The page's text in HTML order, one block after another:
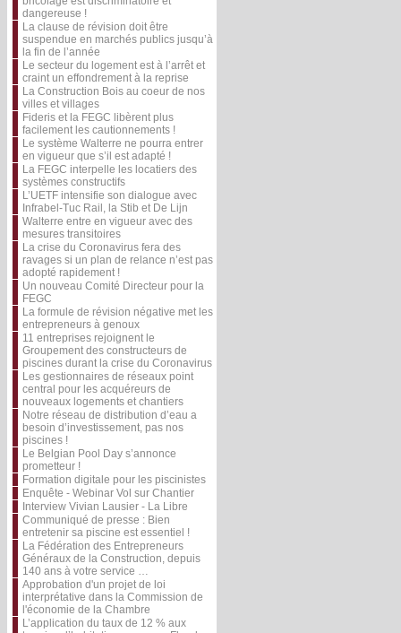
dangereuse !
La clause de révision doit être
suspendue en marchés publics jusqu’à
la fin de l’année
Le secteur du logement est à l’arrêt et
craint un effondrement à la reprise
La Construction Bois au coeur de nos
villes et villages
Fideris et la FEGC libèrent plus
facilement les cautionnements !
Le système Walterre ne pourra entrer
en vigueur que s’il est adapté !
La FEGC interpelle les locatiers des
systèmes constructifs
L’UETF intensifie son dialogue avec
Infrabel-Tuc Rail, la Stib et De Lijn
Walterre entre en vigueur avec des
mesures transitoires
La crise du Coronavirus fera des
ravages si un plan de relance n’est pas
adopté rapidement !
Un nouveau Comité Directeur pour la
FEGC
La formule de révision négative met les
entrepreneurs à genoux
11 entreprises rejoignent le
Groupement des constructeurs de
piscines durant la crise du Coronavirus
Les gestionnaires de réseaux point
central pour les acquéreurs de
nouveaux logements et chantiers
Notre réseau de distribution d’eau a
besoin d’investissement, pas nos
piscines !
Le Belgian Pool Day s’annonce
prometteur !
Formation digitale pour les piscinistes
Enquête - Webinar Vol sur Chantier
Interview Vivian Lausier - La Libre
Communiqué de presse : Bien
entretenir sa piscine est essentiel !
La Fédération des Entrepreneurs
Généraux de la Construction, depuis
140 ans à votre service …
Approbation d'un projet de loi
interprétative dans la Commission de
l'économie de la Chambre
L’application du taux de 12 % aux